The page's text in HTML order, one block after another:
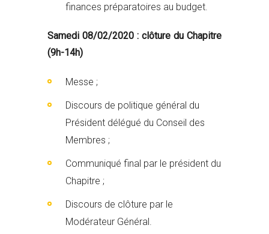
finances préparatoires au budget.
Samedi 08/02/2020 : clôture du Chapitre
(9h-14h)
Messe ;
Discours de politique général du
Président délégué du Conseil des
Membres ;
Communiqué final par le président du
Chapitre ;
Discours de clôture par le
Modérateur Général.